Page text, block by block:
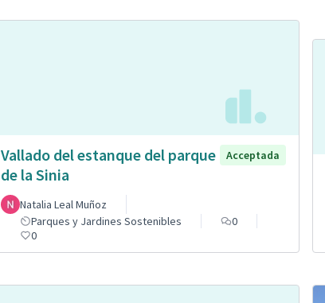
Vallado del estanque del parque
de la Sinia
Acceptada
Natalia Leal Muñoz
Parques y Jardines Sostenibles
0
0